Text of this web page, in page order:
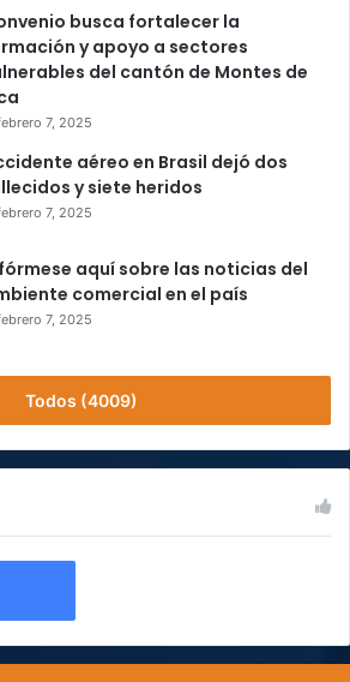
busca fortalecer la
y apoyo a sectores
del cantón de Montes de
7, 2025
aéreo en Brasil dejó dos
y siete heridos
7, 2025
aquí sobre las noticias del
comercial en el país
7, 2025
Todos (4009)